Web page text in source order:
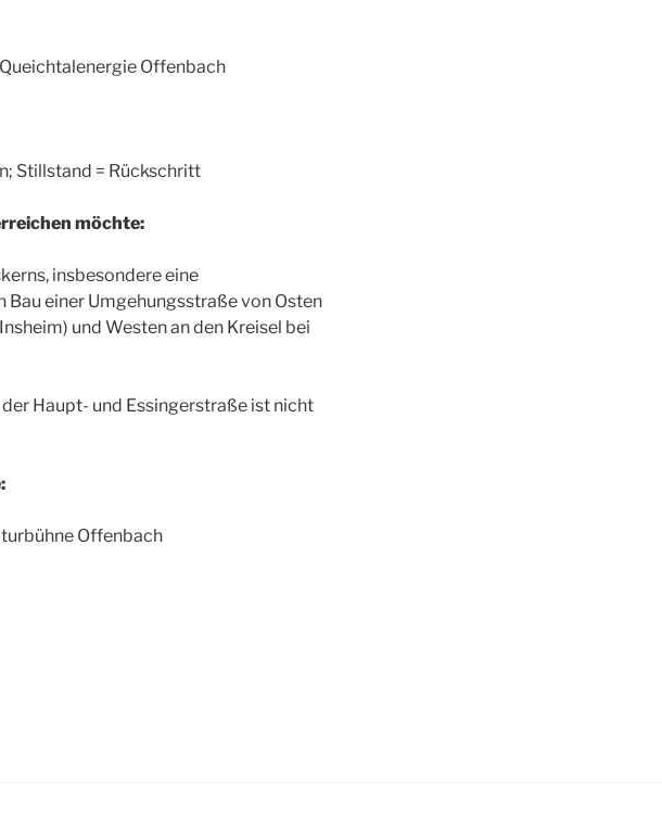
Offenbach
Stillstand = Rückschritt
möchte:
insbesondere eine
einer Umgehungsstraße von Osten
und Westen an den Kreisel bei
Haupt- und Essingerstraße ist nicht
Offenbach